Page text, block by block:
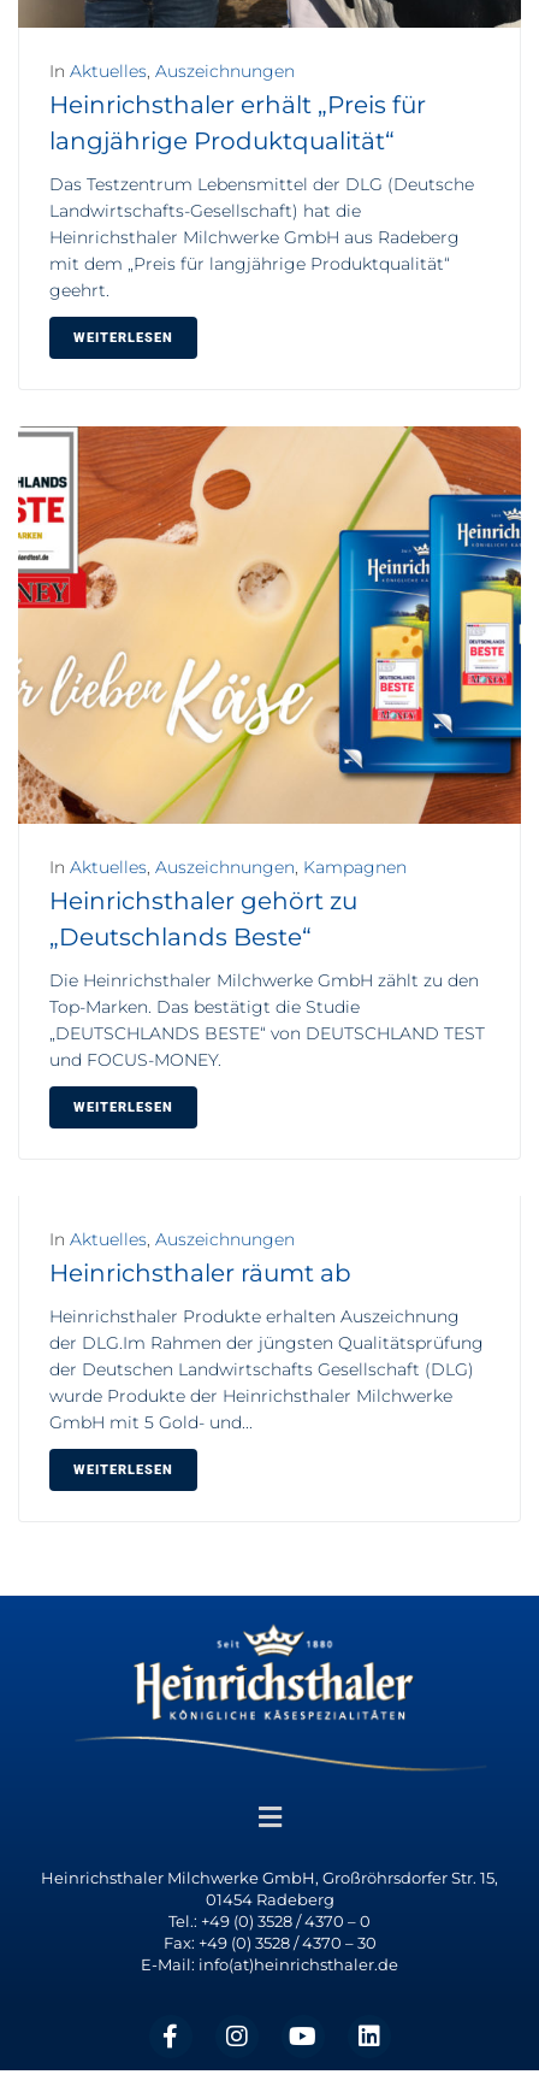
In Aktuelles, Auszeichnungen
Heinrichsthaler erhält „Preis für
langjährige Produktqualität“
Das Testzentrum Lebensmittel der DLG (Deutsche
Landwirtschafts-Gesellschaft) hat die
Heinrichsthaler Milchwerke GmbH aus Radeberg
mit dem „Preis für langjährige Produktqualität“
geehrt.
WEITERLESEN
In Aktuelles, Auszeichnungen, Kampagnen
Heinrichsthaler gehört zu
„Deutschlands Beste“
Die Heinrichsthaler Milchwerke GmbH zählt zu den
Top-Marken. Das bestätigt die Studie
„DEUTSCHLANDS BESTE“ von DEUTSCHLAND TEST
und FOCUS-MONEY.
WEITERLESEN
In Aktuelles, Auszeichnungen
Heinrichsthaler räumt ab
Heinrichsthaler Produkte erhalten Auszeichnung
der DLG.Im Rahmen der jüngsten Qualitätsprüfung
der Deutschen Landwirtschafts Gesellschaft (DLG)
wurde Produkte der Heinrichsthaler Milchwerke
GmbH mit 5 Gold- und...
WEITERLESEN
Heinrichsthaler Milchwerke GmbH, Großröhrsdorfer Str. 15,
01454 Radeberg
Tel.: +49 (0) 3528 / 4370 – 0
Fax: +49 (0) 3528 / 4370 – 30
E-Mail: info(at)heinrichsthaler.de